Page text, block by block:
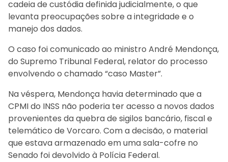
cadeia de custódia definida judicialmente, o que
levanta preocupações sobre a integridade e o
manejo dos dados.
O caso foi comunicado ao ministro André Mendonça,
do Supremo Tribunal Federal, relator do processo
envolvendo o chamado “caso Master”.
Na véspera, Mendonça havia determinado que a
CPMI do INSS não poderia ter acesso a novos dados
provenientes da quebra de sigilos bancário, fiscal e
telemático de Vorcaro. Com a decisão, o material
que estava armazenado em uma sala-cofre no
Senado foi devolvido à Polícia Federal.